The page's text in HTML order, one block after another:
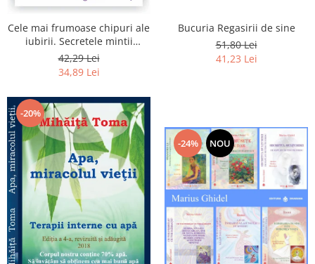
Cele mai frumoase chipuri ale
iubirii. Secretele mintii
omenesti in opera marelui
initiat, Rumi
42,29 Lei
34,89 Lei
Bucuria Regasirii de sine
51,80 Lei
41,23 Lei
-20%
-24% NOU